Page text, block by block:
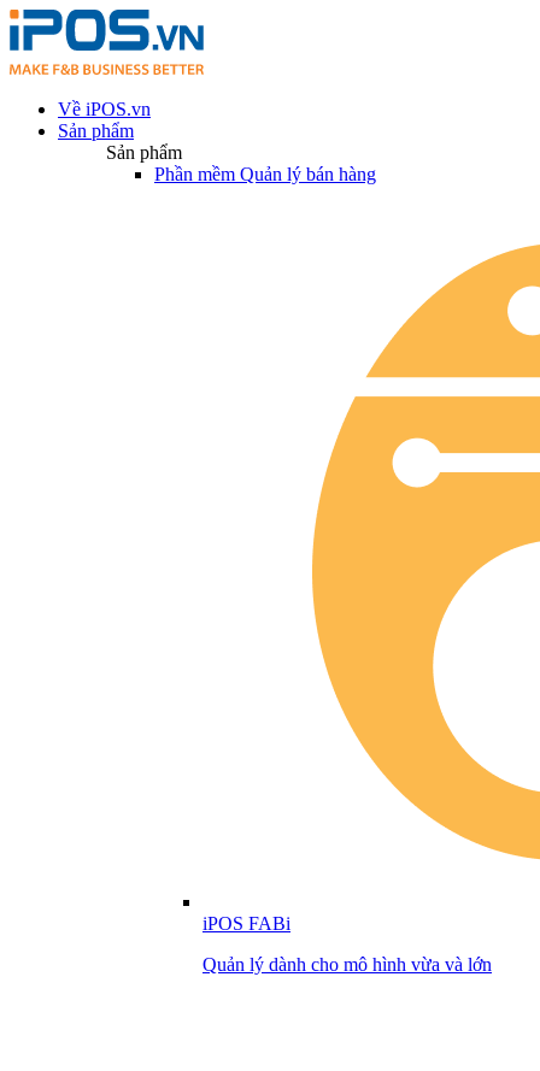
Về iPOS.vn
Sản phẩm
Sản phẩm
Phần mềm Quản lý bán hàng
iPOS FABi
Quản lý dành cho mô hình vừa và lớn